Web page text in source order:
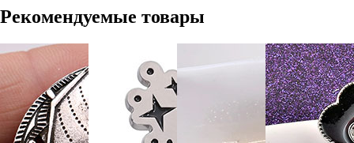
Рекомендуемые товары